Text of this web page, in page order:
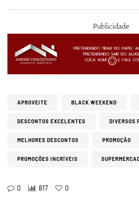
Publicidade
APROVEITE BLACK WEEKEND
DESCONTOS EXCELENTES DIVERSOS
MELHORES DESCONTOS PROMOÇÃO
PROMOÇÕES INCRÍVEIS
0 817 0